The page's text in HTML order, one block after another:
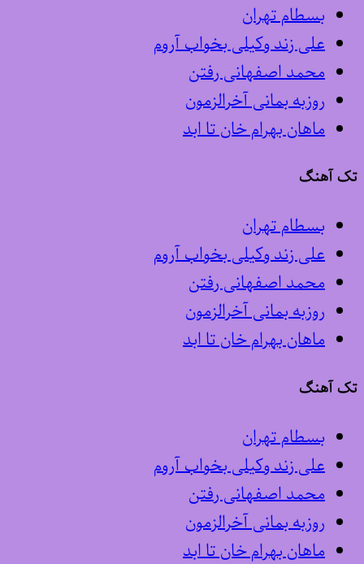
بسطام تهران
علی زند وکیلی بخواب آروم
محمد اصفهانی رفتن
روزبه بمانی آخرالزمون
ماهان بهرام خان تا ابد
تک آهنگ
بسطام تهران
علی زند وکیلی بخواب آروم
محمد اصفهانی رفتن
روزبه بمانی آخرالزمون
ماهان بهرام خان تا ابد
تک آهنگ
بسطام تهران
علی زند وکیلی بخواب آروم
محمد اصفهانی رفتن
روزبه بمانی آخرالزمون
ماهان بهرام خان تا ابد